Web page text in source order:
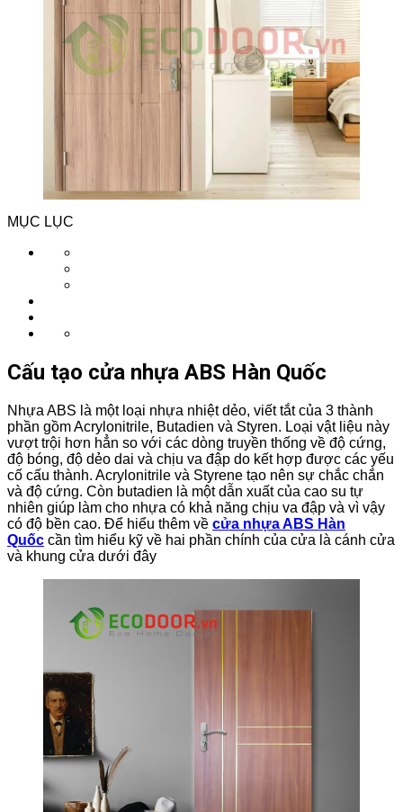
MỤC LỤC
Cấu tạo cửa nhựa ABS Hàn Quốc
Nhựa ABS là một loại nhựa nhiệt dẻo, viết tắt của 3 thành
phần gồm Acrylonitrile, Butadien và Styren. Loại vật liệu này
vượt trội hơn hẳn so với các dòng truyền thống về độ cứng,
độ bóng, độ dẻo dai và chịu va đập do kết hợp được các yếu
cố cấu thành. Acrylonitrile và Styrene tạo nên sự chắc chắn
và độ cứng. Còn butadien là một dẫn xuất của cao su tự
nhiên giúp làm cho nhựa có khả năng chịu va đập và vì vậy
có độ bền cao. Để hiểu thêm về cửa nhựa ABS Hàn
Quốc cần tìm hiểu kỹ về hai phần chính của cửa là cánh cửa
và khung cửa dưới đây